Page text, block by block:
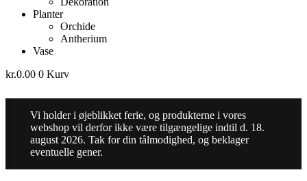
Planter
Orchide
Antherium
Vase
kr.0.00 0 Kurv
Vi holder i øjeblikket ferie, og produkterne i vores
webshop vil derfor ikke være tilgængelige indtil d. 18.
august 2026. Tak for din tålmodighed, og beklager
eventuelle gener.